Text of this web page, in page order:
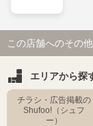
この店舗へのその
エリアから探
チラシ・広告掲載の
Shufoo!（シュフ
ー）